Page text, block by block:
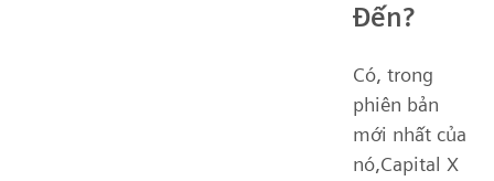
Đến?
Có, trong
phiên bản
mới nhất của
nó,Capital X